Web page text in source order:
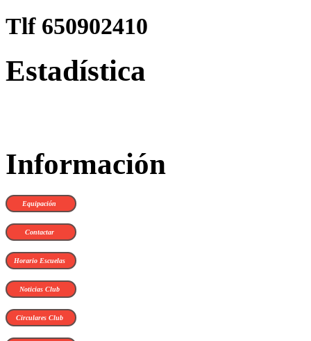
Tlf 650902410
Estadística
Información
Equipación
Contactar
Horario Escuelas
Noticias Club
Circulares Club